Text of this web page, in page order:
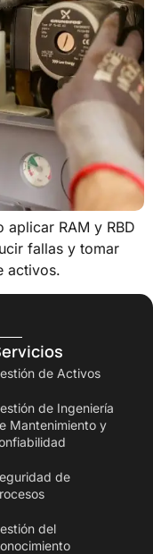
aplicar RAM y RBD
fallas y tomar
activos.
de Activos
de Ingeniería
Mantenimiento y
de
del